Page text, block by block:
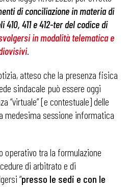
di conciliazione in materia di
411 e 412-ter del codice di
in modalità telematica e
.
atteso che la presenza fisica
sindacale può essere oggi
“virtuale” [e contestuale] delle
medesima sessione informatica
operativo tra la formulazione
di arbitrato e di
“presso le sedi e con le